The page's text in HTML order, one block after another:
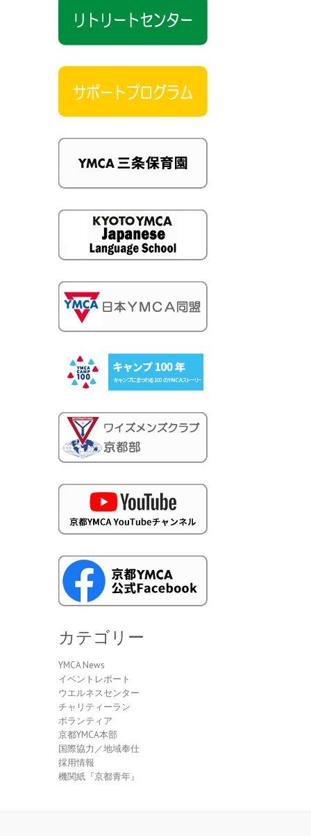
カテゴリー
YMCA News
イベントレポート
ウエルネスセンター
チャリティーラン
ボランティア
京都YMCA本部
国際協力／地域奉仕
採用情報
機関紙『京都青年』